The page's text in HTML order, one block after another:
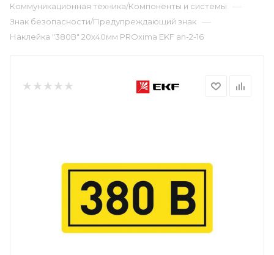
Коммуникационная техника/Компоненты и системы —
Знак безопасности/Предупреждающий знак —
Наклейка "380В" 20х40мм PROxima EKF an-2-16